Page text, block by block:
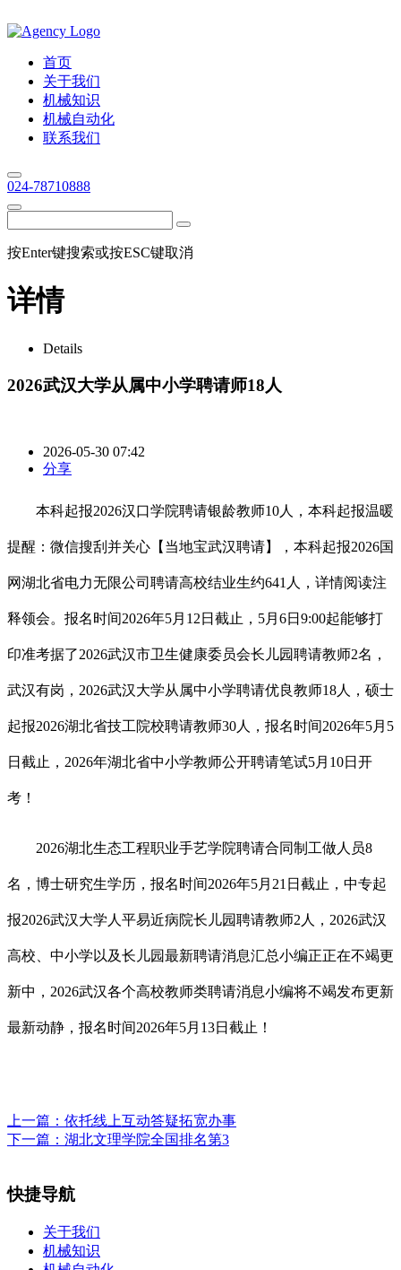
首页
关于我们
机械知识
机械自动化
联系我们
024-78710888
按Enter键搜索或按ESC键取消
详情
Details
2026武汉大学从属中小学聘请师18人
2026-05-30 07:42
分享
本科起报2026汉口学院聘请银龄教师10人，本科起报温暖
提醒：微信搜刮并关心【当地宝武汉聘请】，本科起报2026国
网湖北省电力无限公司聘请高校结业生约641人，详情阅读注
释领会。报名时间2026年5月12日截止，5月6日9:00起能够打
印准考据了2026武汉市卫生健康委员会长儿园聘请教师2名，
武汉有岗，2026武汉大学从属中小学聘请优良教师18人，硕士
起报2026湖北省技工院校聘请教师30人，报名时间2026年5月5
日截止，2026年湖北省中小学教师公开聘请笔试5月10日开
考！
2026湖北生态工程职业手艺学院聘请合同制工做人员8
名，博士研究生学历，报名时间2026年5月21日截止，中专起
报2026武汉大学人平易近病院长儿园聘请教师2人，2026武汉
高校、中小学以及长儿园最新聘请消息汇总小编正正在不竭更
新中，2026武汉各个高校教师类聘请消息小编将不竭发布更新
最新动静，报名时间2026年5月13日截止！
上一篇： 依托线上互动答疑拓宽办事
下一篇： 湖北文理学院全国排名第3
快捷导航
关于我们
机械知识